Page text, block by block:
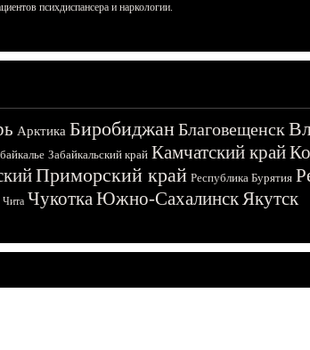
психдиспансера и наркологии.
Арктика БиробиджанБлаговещенск
Забайкальский край Камчатский край
Приморский край Республика Бурятия
Чита ЧукоткаЮжно-СахалинскЯкутск